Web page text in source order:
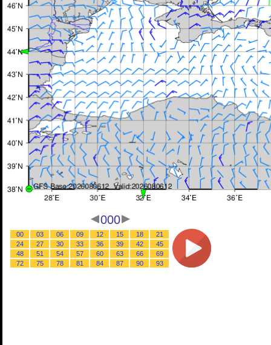
000
00 03 06 09 12 15 18
21
24
27 30 33 36 39 42
45
48
51 54 57 60 63 66
69
72
75 78 81 84 87 90 93